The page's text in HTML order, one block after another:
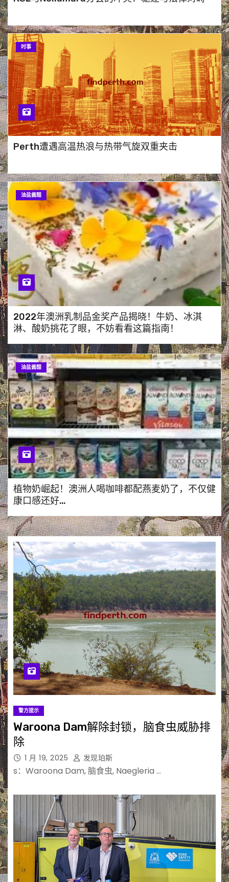
时事
Perth遭遇高温热浪与热带气旋双重夹击
油盐酱醋
2022年澳洲乳制品金奖产品揭晓！牛奶、冰淇
淋、酸奶挑花了眼，不妨看看这篇指南！
油盐酱醋
植物奶崛起！澳洲人喝咖啡都配燕麦奶了，不仅健
康口感还好…
警方提示
Waroona Dam解除封锁，脑食虫威胁排
除
1 月 19, 2025 发现珀斯
s：Waroona Dam, 脑食虫, Naegleria …